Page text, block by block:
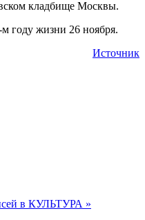
кладбище Москвы.
году жизни 26 ноября.
Источник
в КУЛЬТУРА »